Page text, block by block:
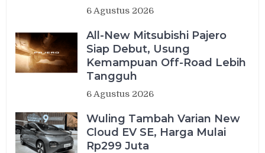
6 Agustus 2026
All-New Mitsubishi Pajero
Siap Debut, Usung
Kemampuan Off-Road Lebih
Tangguh
6 Agustus 2026
Wuling Tambah Varian New
Cloud EV SE, Harga Mulai
Rp299 Juta